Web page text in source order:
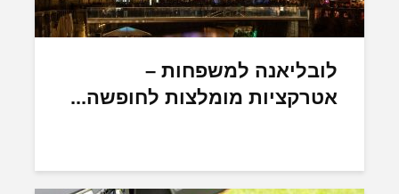
לובליאנה למשפחות –
אטרקציות מומלצות לחופשה...